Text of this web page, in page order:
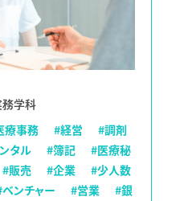
務学科
療事務 #経営
#調剤
タル #簿記
#医療秘
#販売 #企業
#少人数
ンチャー #営業
#銀